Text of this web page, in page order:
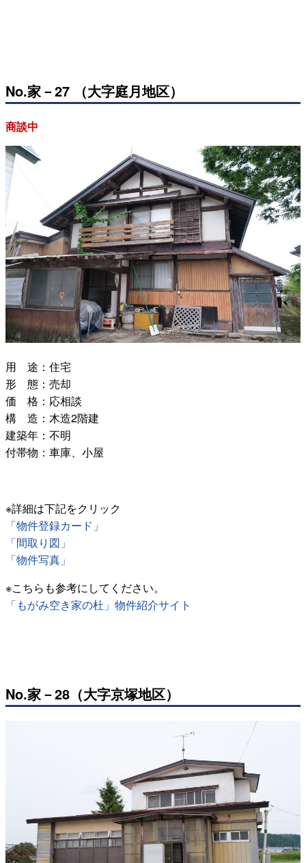
No.家－27 （大字庭月地区）
商談中
用 途：住宅
形 態：売却
価 格：応相談
構 造：木造2階建
建築年：不明
付帯物：車庫、小屋
※詳細は下記をクリック
「物件登録カード」
「間取り図」
「物件写真」
※こちらも参考にしてください。
「もがみ空き家の杜」物件紹介サイト
No.家－28（大字京塚地区）